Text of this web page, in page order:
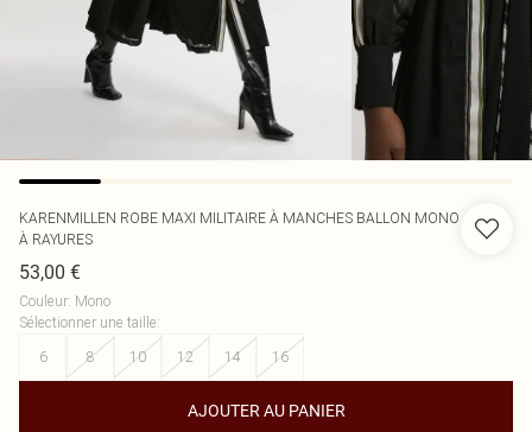
KARENMILLEN ROBE MAXI MILITAIRE À MANCHES BALLON MONO
À RAYURES
53,00 €
Couleur: Mono
Sélectionner une taille:
6
8 10 12 14 16
AJOUTER AU PANIER